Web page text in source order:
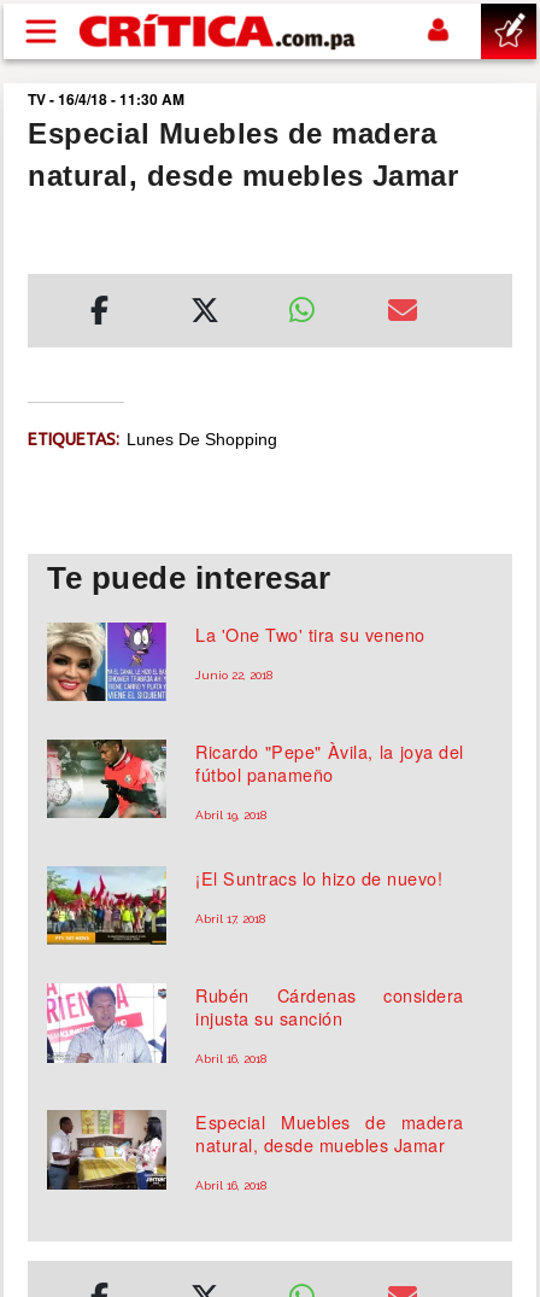
Pasar al contenido principal
buscar
SUCESOS
POLÍTICA
DEPORTES
INSÓLITAS
MULTIMEDIA
TV - 16/4/18 - 11:30 AM
Especial Muebles de madera
natural, desde muebles Jamar
ETIQUETAS: Lunes De Shopping
Te puede interesar
La 'One Two' tira su veneno
Junio 22, 2018
Ricardo "Pepe" Àvila, la joya del
fútbol panameño
Abril 19, 2018
¡El Suntracs lo hizo de nuevo!
Abril 17, 2018
Rubén Cárdenas considera
injusta su sanción
Abril 16, 2018
Especial Muebles de madera
natural, desde muebles Jamar
Abril 16, 2018